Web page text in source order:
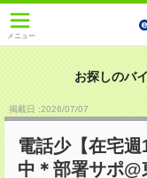
メニュー
お探しのバ
掲載日 :2026/07/07
電話少【在宅
中＊部署サポ@